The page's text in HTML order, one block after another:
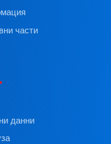
части
данни